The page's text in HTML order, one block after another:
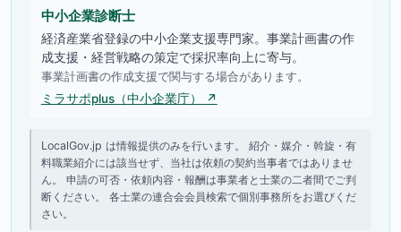
中小企業診断士
経済産業省登録の中小企業支援専門家。事業計画書の作
成支援・経営戦略の策定で採択率向上に寄与。
事業計画書の作成支援で関与する場合があります。
ミラサポplus（中小企業庁） ↗
LocalGov.jp は情報提供のみを行います。 紹介・媒介・斡旋・有
料職業紹介には該当せず、当社は依頼の契約当事者ではありませ
ん。 申請の可否・依頼内容・報酬は事業者と士業の二者間でご判
断ください。 各士業の連合会会員検索で個別事務所をお選びくだ
さい。